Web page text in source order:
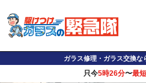
ガラス修理・ガラス交換な
只今5時26分〜最